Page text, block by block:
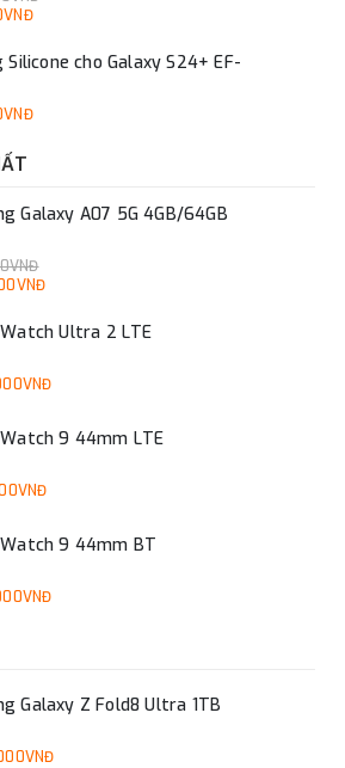
Silicone cho Galaxy S24+ EF-
Galaxy A07 5G 4GB/64GB
Ultra 2 LTE
9 44mm LTE
9 44mm BT
Galaxy Z Fold8 Ultra 1TB